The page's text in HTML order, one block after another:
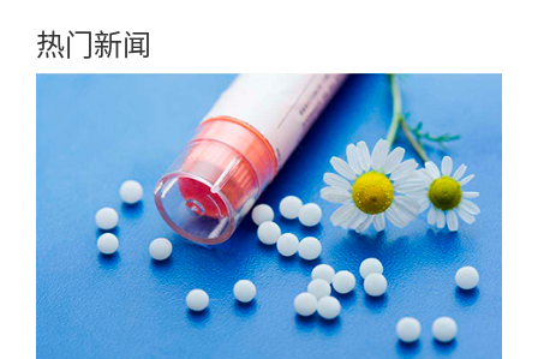
热门新闻